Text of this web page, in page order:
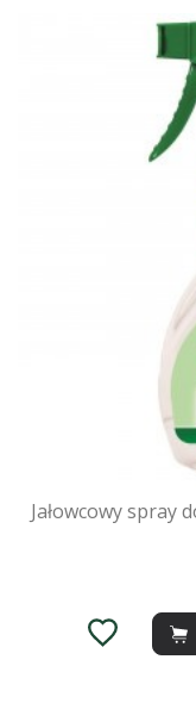
Jałowcowy spray